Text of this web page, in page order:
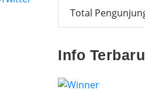
Total
Info